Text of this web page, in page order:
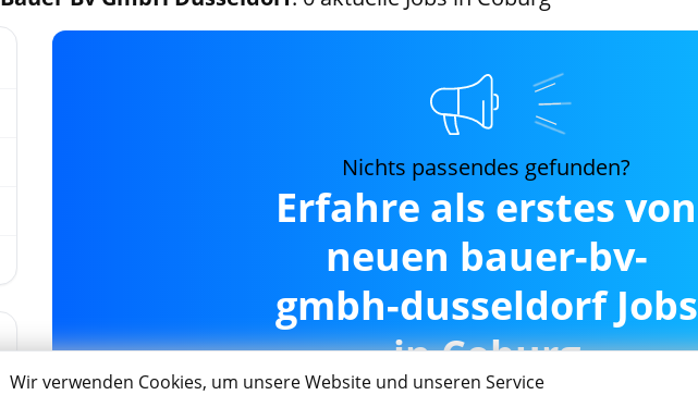
Wir verwenden Cookies, um unsere Website und unseren Service
Nichts passendes gefunden?
Erfahre als erstes von
neuen bauer-bv-
gmbh-dusseldorf Jobs
in Coburg